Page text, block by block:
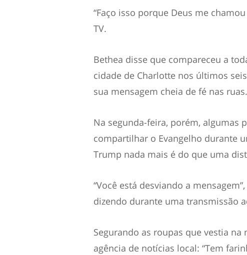
“Faço isso porque Deus me
TV.
Bethea disse que compareceu a
cidade de Charlotte nos últimos
sua mensagem cheia de fé nas ruas.
Na segunda-feira, porém, algumas
compartilhar o Evangelho durante
Trump nada mais é do que uma
“Você está desviando a
dizendo durante uma transmissão
Segurando as roupas que vestia
agência de notícias local: “Tem